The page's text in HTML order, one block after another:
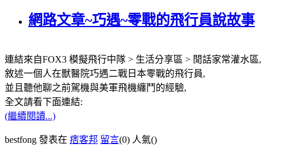
網路文章~巧遇~零戰的飛行員說故事
連結來自FOX3 模擬飛行中隊 > 生活分享區 > 閒話家常灌水區,
敘述一個人在獸醫院巧遇二戰日本零戰的飛行員,
並且聽他聊之前駕機與美軍飛機纏鬥的經驗,
全文請看下面連結:
(繼續閱讀...)
bestfong 發表在 痞客邦 留言(0) 人氣()